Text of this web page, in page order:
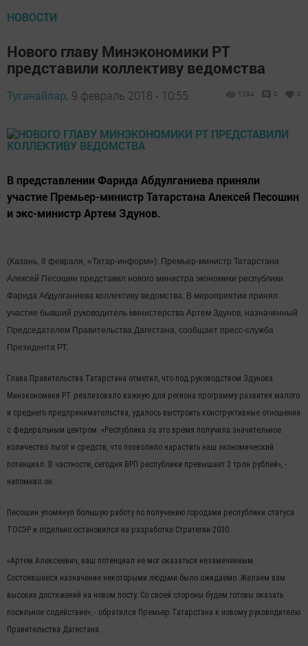
НОВОСТИ
Нового главу Минэкономики РТ
представили коллективу ведомства
Туганайлар, 9 февраль 2018 - 10:55 1294 0 0
В представлении Фарида Абдулганиева приняли
участие Премьер-министр Татарстана Алексей Песошин
и экс-министр Артем Здунов.
(Казань, 8 февраля, «Татар-информ»). Премьер-министр Татарстана
Алексей Песошин представил нового министра экономики республики
Фарида Абдулганиева коллективу ведомства. В мероприятии принял
участие бывший руководитель министерства Артем Здунов, назначенный
Председателем Правительства Дагестана, сообщает пресс-служба
Президента РТ.
Глава Правительства Татарстана отметил, что под руководством Здунова
Минэкономики РТ реализовало важную для региона программу развития малого
и среднего предпринимательства, удалось выстроить конструктивные отношения
с федеральным центром. «Республика за это время получила значительное
количество льгот и средств, что позволило нарастить наш экономический
потенциал. В частности, сегодня ВРП республики превышает 2 трлн рублей», -
напомнил он.
Песошин упомянул большую работу по получению городами республики статуса
ТОСЭР и отдельно остановился на разработке Стратегии-2030.
«Артем Алексеевич, ваш потенциал не мог оказаться незамеченным.
Состоявшееся назначение некоторыми людьми было ожидаемо. Желаем вам
высоких достижений на новом посту. Со своей стороны будем готовы оказать
посильное содействие», - обратился Премьер Татарстана к новому руководителю
Правительства Дагестана.